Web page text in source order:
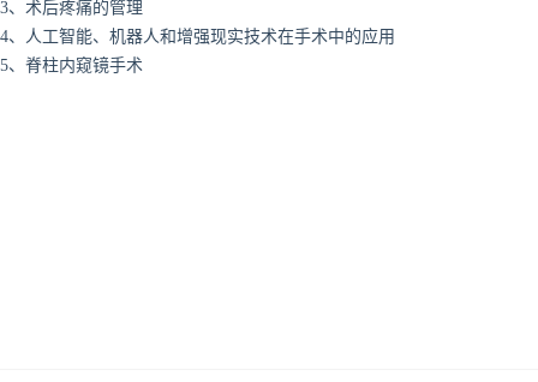
3、术后疼痛的管理
4、人工智能、机器人和增强现实技术在手术中的应用
5、脊柱内窥镜手术